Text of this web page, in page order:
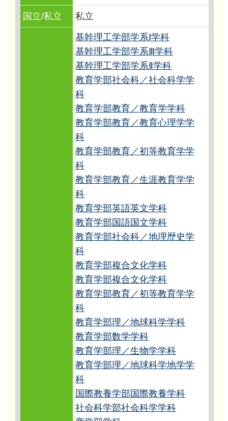
国立/私立 私立
基幹理工学部学系Ⅰ学科
基幹理工学部学系Ⅲ学科
基幹理工学部学系Ⅱ学科
教育学部社会科／社会科学学
科
教育学部教育／教育学学科
教育学部教育／教育心理学学
科
教育学部教育／初等教育学学
科
教育学部教育／生涯教育学学
科
教育学部英語英文学科
教育学部国語国文学科
教育学部社会科／地理歴史学
科
教育学部複合文化学科
教育学部複合文化学科
教育学部教育／初等教育学学
科
教育学部理／地球科学学科
教育学部数学学科
教育学部理／生物学学科
教育学部理／地球科学地学学
科
国際教養学部国際教養学科
社会科学部社会科学学科